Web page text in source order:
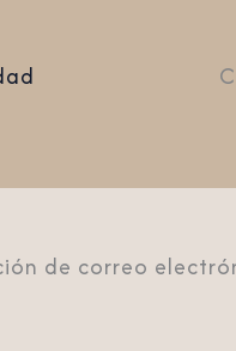
de correo